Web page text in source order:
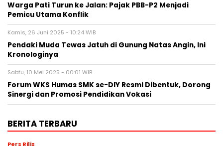
Warga Pati Turun ke Jalan: Pajak PBB-P2 Menjadi
Pemicu Utama Konflik
Kamis, 26 Juni 2025 - 10:24 WIB
Pendaki Muda Tewas Jatuh di Gunung Natas Angin, Ini
Kronologinya
Sabtu, 10 Mei 2025 - 00:01 WIB
Forum WKS Humas SMK se-DIY Resmi Dibentuk, Dorong
Sinergi dan Promosi Pendidikan Vokasi
BERITA TERBARU
Pers Rilis